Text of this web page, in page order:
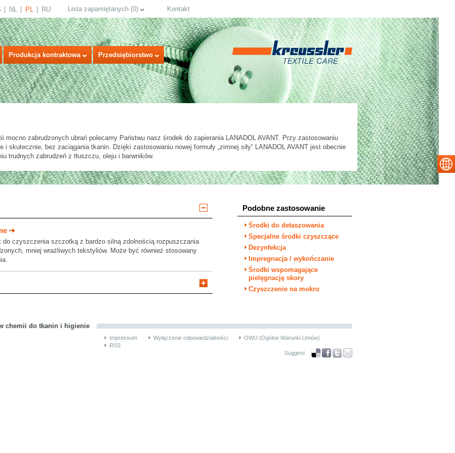
NL PL RU Lista zapamiętanych (0) Kontakt
Produkcja kontraktowa Przedsiębiorstwo
mocno zabrudzonych ubrań polecamy Państwu nasz środek do zapierania LANADOL AVANT. Przy zastosowaniu
skutecznie, bez zaciągania tkanin. Dzięki zastosowaniu nowej formuły „zimnej siły“ LANADOL AVANT jest obecnie
trudnych zabrudzeń z tłuszczu, oleju i barwników.
czyszczenia szczotką z bardzo silną zdolnością rozpuszczania
mniej wrażliwych tekstyliów. Może być również stosowany
Podobne zastosowanie
Środki do detaszowania
Specjalne środki czyszczące
Dezynfekcja
Impregnacja / wykończanie
Środki wspomagające
pielęgnację skory
Czyszczenie na mokro
chemii do tkanin i higienie
Impressum Wyłączenie odpowiedzialności
OWU (Ogólne Warunki Umów)
RSS
Suggest